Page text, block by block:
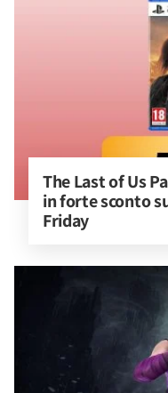
The Last of Us
in forte sconto
Friday